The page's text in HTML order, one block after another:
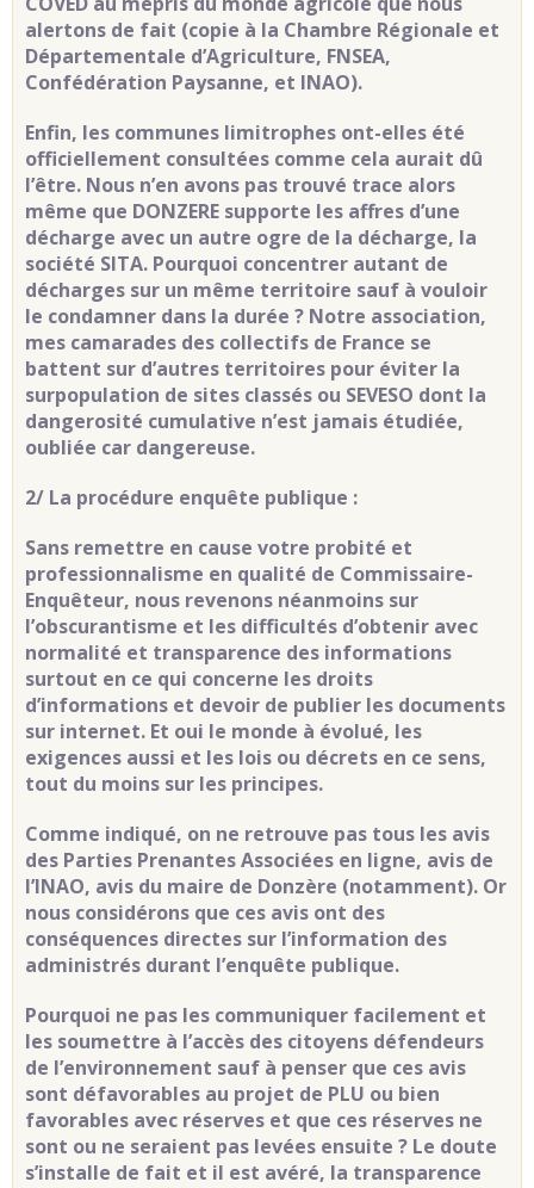
alertons de fait (copie à la Chambre Régionale et
Départementale d’Agriculture, FNSEA,
Confédération Paysanne, et INAO).
Enfin, les communes limitrophes ont-elles été
officiellement consultées comme cela aurait dû
l’être. Nous n’en avons pas trouvé trace alors
même que DONZERE supporte les affres d’une
décharge avec un autre ogre de la décharge, la
société SITA. Pourquoi concentrer autant de
décharges sur un même territoire sauf à vouloir
le condamner dans la durée ? Notre association,
mes camarades des collectifs de France se
battent sur d’autres territoires pour éviter la
surpopulation de sites classés ou SEVESO dont la
dangerosité cumulative n’est jamais étudiée,
oubliée car dangereuse.
2/ La procédure enquête publique :
Sans remettre en cause votre probité et
professionnalisme en qualité de Commissaire-
Enquêteur, nous revenons néanmoins sur
l’obscurantisme et les difficultés d’obtenir avec
normalité et transparence des informations
surtout en ce qui concerne les droits
d’informations et devoir de publier les documents
sur internet. Et oui le monde à évolué, les
exigences aussi et les lois ou décrets en ce sens,
tout du moins sur les principes.
Comme indiqué, on ne retrouve pas tous les avis
des Parties Prenantes Associées en ligne, avis de
l’INAO, avis du maire de Donzère (notamment). Or
nous considérons que ces avis ont des
conséquences directes sur l’information des
administrés durant l’enquête publique.
Pourquoi ne pas les communiquer facilement et
les soumettre à l’accès des citoyens défendeurs
de l’environnement sauf à penser que ces avis
sont défavorables au projet de PLU ou bien
favorables avec réserves et que ces réserves ne
sont ou ne seraient pas levées ensuite ? Le doute
s’installe de fait et il est avéré, la transparence